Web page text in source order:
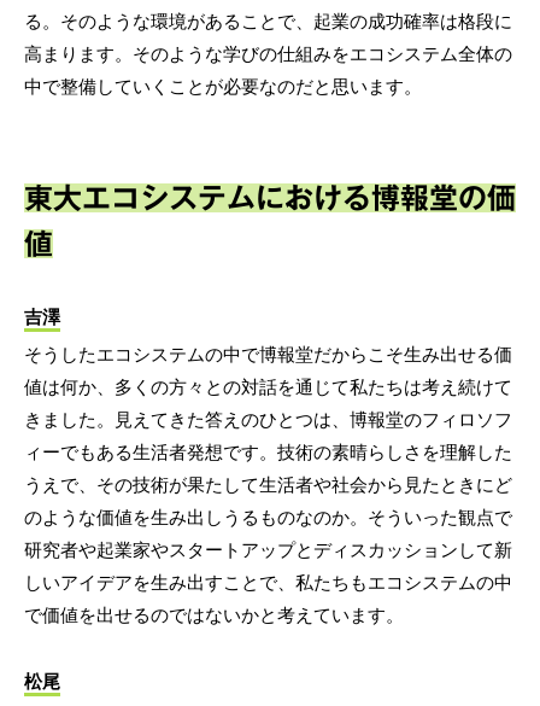
る。そのような環境があることで、起業の成功確率は格段に
高まります。そのような学びの仕組みをエコシステム全体の
中で整備していくことが必要なのだと思います。
東大エコシステムにおける博報堂の価
値
吉澤
そうしたエコシステムの中で博報堂だからこそ生み出せる価
値は何か、多くの方々との対話を通じて私たちは考え続けて
きました。見えてきた答えのひとつは、博報堂のフィロソフ
ィーでもある生活者発想です。技術の素晴らしさを理解した
うえで、その技術が果たして生活者や社会から見たときにど
のような価値を生み出しうるものなのか。そういった観点で
研究者や起業家やスタートアップとディスカッションして新
しいアイデアを生み出すことで、私たちもエコシステムの中
で価値を出せるのではないかと考えています。
松尾